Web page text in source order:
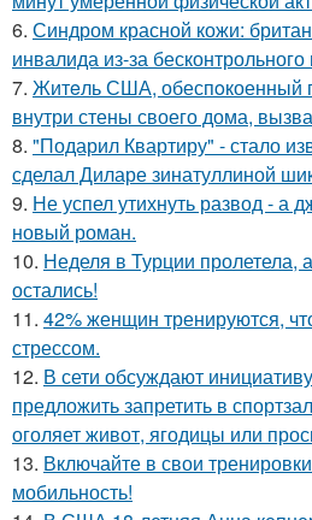
6. Синдром красной кожи:
инвалида из-за
7. Житeль США, обеспoкоенный
внутри стены своего дома,
8. "Подарил Квартиру" - стало
сделал Диларе зинатуллиной
9. Не успел утихнуть развод - а
новый роман.
10. Неделя в Турции пролетела,
остались!
11. 42% женщин тренируются,
стрессом.
12. В сети обсуждают
предложить запретить в
оголяет живот, ягодицы или
13. Включайте в свои
мобильность!